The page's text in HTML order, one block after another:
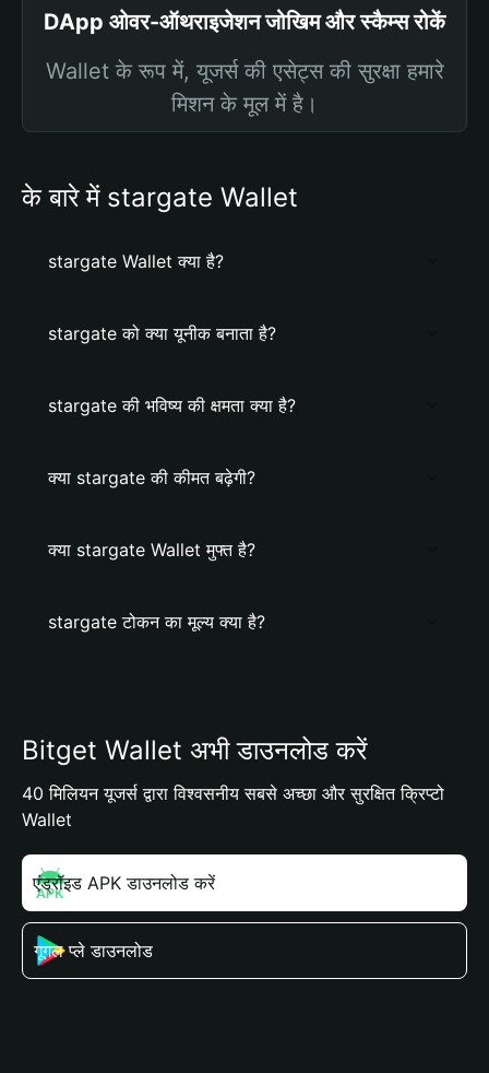
DApp ओवर-ऑथराइजेशन जोखिम और स्कैम्स रोकें
Wallet के रूप में, यूजर्स की एसेट्स की सुरक्षा हमारे
मिशन के मूल में है।
के बारे में stargate Wallet
stargate Wallet क्या है?
stargate को क्या यूनीक बनाता है?
stargate की भविष्य की क्षमता क्या है?
क्या stargate की कीमत बढ़ेगी?
क्या stargate Wallet मुफ्त है?
stargate टोकन का मूल्य क्या है?
Bitget Wallet अभी डाउनलोड करें
40 मिलियन यूजर्स द्वारा विश्वसनीय सबसे अच्छा और सुरक्षित क्रिप्टो
Wallet
एंड्रॉइड APK डाउनलोड करें
गूगल प्ले डाउनलोड